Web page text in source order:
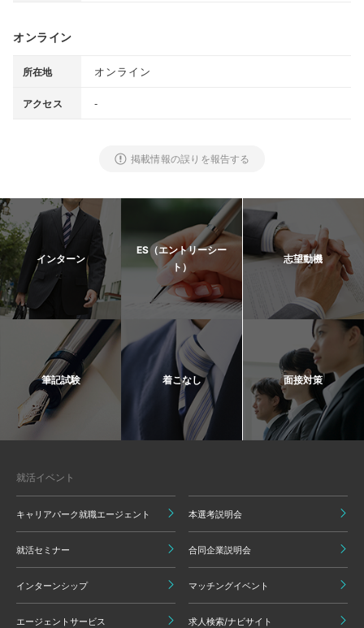
オンライン
所在地 オンライン
アクセス -
掲載情報の誤りを報告する
インターン
ES（エントリーシー
ト）
志望動機
筆記試験 着こなし 面接対策
就活イベント
キャリアパーク就職エージェント 本選考説明会
就活セミナー 合同企業説明会
インターンシップ マッチングイベント
エージェントサービス 求人検索/ナビサイト